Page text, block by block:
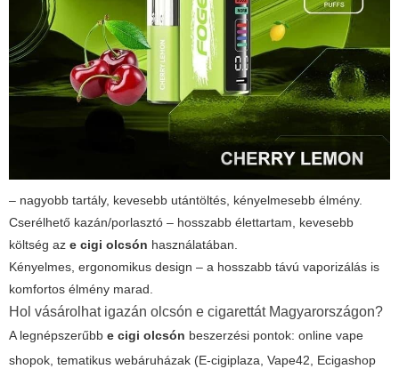
– nagyobb tartály, kevesebb utántöltés, kényelmesebb élmény.
Cserélhető kazán/porlasztó – hosszabb élettartam, kevesebb
költség az e cigi olcsón használatában.
Kényelmes, ergonomikus design – a hosszabb távú vaporizálás is
komfortos élmény marad.
Hol vásárolhat igazán olcsón e cigarettát Magyarországon?
A legnépszerűbb e cigi olcsón beszerzési pontok: online vape
shopok, tematikus webáruházak (E-cigiplaza, Vape42, Ecigashop